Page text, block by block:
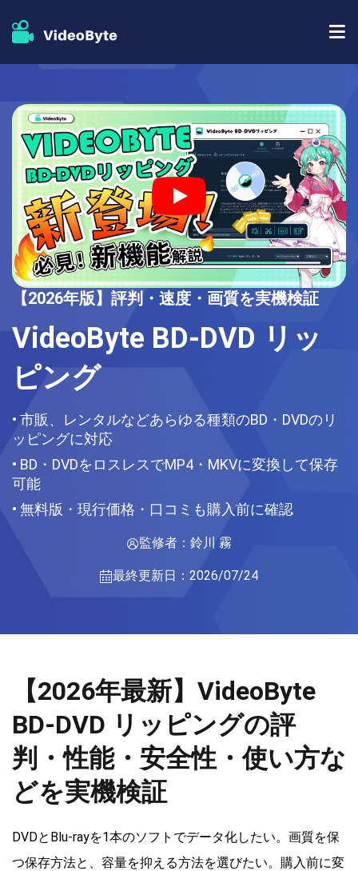
BD-DVD リッピング
DVD コピー
DVD リッピング
DVD 作成
ストア
人気記事
サポート
【2026年版】評判・速度・画質を実機検証
VideoByte BD-DVD リッ
ピング
• 市販、レンタルなどあらゆる種類のBD・DVDのリ
ッピングに対応
• BD・DVDをロスレスでMP4・MKVに変換して保存
可能
• 無料版・現行価格・口コミも購入前に確認
監修者：鈴川 霧
最終更新日：2026/07/24
【2026年最新】VideoByte
BD-DVD リッピングの評
判・性能・安全性・使い方な
どを実機検証
DVDとBlu-rayを1本のソフトでデータ化したい。画質を保
つ保存方法と、容量を抑える方法を選びたい。購入前に変